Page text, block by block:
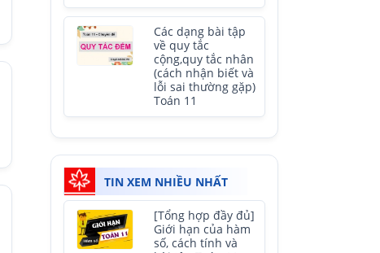
Các dạng bài tập
về quy tắc
cộng,quy tắc nhân
(cách nhận biết và
lỗi sai thường gặp)
Toán 11
TIN XEM NHIỀU NHẤT
[Tổng hợp đầy đủ]
Giới hạn của hàm
số, cách tính và